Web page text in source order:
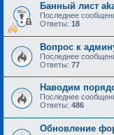
Банный лист
Последнее
Ответы: 18
Вопрос к
Последнее
Ответы: 77
Наводим
Последнее
Ответы: 486
Обновление